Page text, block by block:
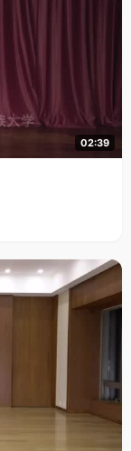
02:39